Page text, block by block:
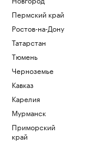
Пермский край
Ростов-на-Дону
Татарстан
Тюмень
Черноземье
Кавказ
Карелия
Мурманск
Приморский
край